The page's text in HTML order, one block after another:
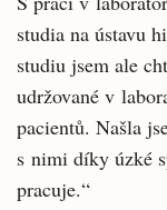
studia na ústavu
studiu jsem ale
udržované v
pacientů. Našla
s nimi díky úzké
pracuje.“